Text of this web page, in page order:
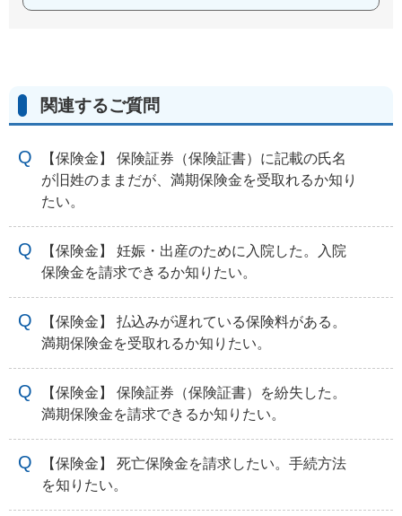
関連するご質問
【保険金】 保険証券（保険証書）に記載の氏名
が旧姓のままだが、満期保険金を受取れるか知り
たい。
【保険金】 妊娠・出産のために入院した。入院
保険金を請求できるか知りたい。
【保険金】 払込みが遅れている保険料がある。
満期保険金を受取れるか知りたい。
【保険金】 保険証券（保険証書）を紛失した。
満期保険金を請求できるか知りたい。
【保険金】 死亡保険金を請求したい。手続方法
を知りたい。